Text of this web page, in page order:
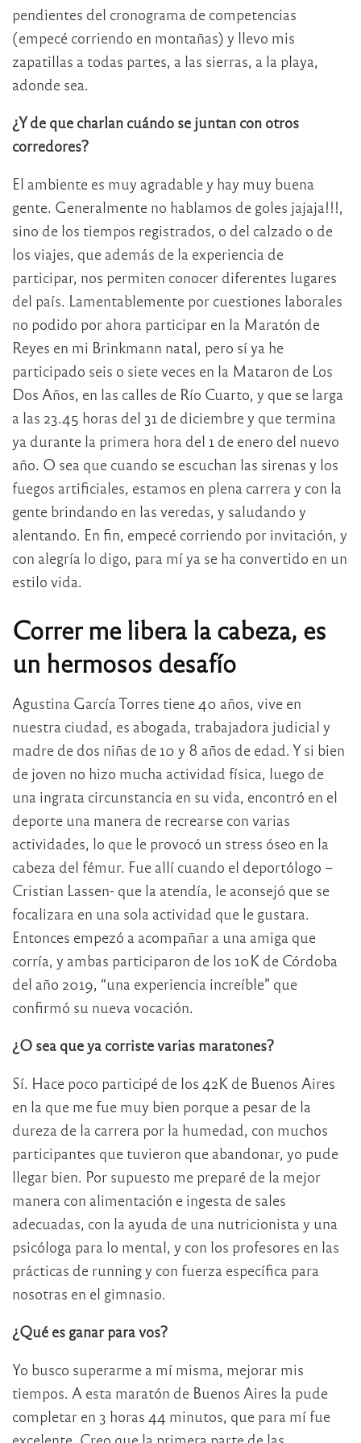
pendientes del cronograma de competencias
(empecé corriendo en montañas) y llevo mis
zapatillas a todas partes, a las sierras, a la playa,
adonde sea.
¿Y de que charlan cuándo se juntan con otros
corredores?
El ambiente es muy agradable y hay muy buena
gente. Generalmente no hablamos de goles jajaja!!!,
sino de los tiempos registrados, o del calzado o de
los viajes, que además de la experiencia de
participar, nos permiten conocer diferentes lugares
del país. Lamentablemente por cuestiones laborales
no podido por ahora participar en la Maratón de
Reyes en mi Brinkmann natal, pero sí ya he
participado seis o siete veces en la Mataron de Los
Dos Años, en las calles de Río Cuarto, y que se larga
a las 23.45 horas del 31 de diciembre y que termina
ya durante la primera hora del 1 de enero del nuevo
año. O sea que cuando se escuchan las sirenas y los
fuegos artificiales, estamos en plena carrera y con la
gente brindando en las veredas, y saludando y
alentando. En fin, empecé corriendo por invitación, y
con alegría lo digo, para mí ya se ha convertido en un
estilo vida.
Correr me libera la cabeza, es
un hermosos desafío
Agustina García Torres tiene 40 años, vive en
nuestra ciudad, es abogada, trabajadora judicial y
madre de dos niñas de 10 y 8 años de edad. Y si bien
de joven no hizo mucha actividad física, luego de
una ingrata circunstancia en su vida, encontró en el
deporte una manera de recrearse con varias
actividades, lo que le provocó un stress óseo en la
cabeza del fémur. Fue allí cuando el deportólogo –
Cristian Lassen- que la atendía, le aconsejó que se
focalizara en una sola actividad que le gustara.
Entonces empezó a acompañar a una amiga que
corría, y ambas participaron de los 10K de Córdoba
del año 2019, “una experiencia increíble” que
confirmó su nueva vocación.
¿O sea que ya corriste varias maratones?
Sí. Hace poco participé de los 42K de Buenos Aires
en la que me fue muy bien porque a pesar de la
dureza de la carrera por la humedad, con muchos
participantes que tuvieron que abandonar, yo pude
llegar bien. Por supuesto me preparé de la mejor
manera con alimentación e ingesta de sales
adecuadas, con la ayuda de una nutricionista y una
psicóloga para lo mental, y con los profesores en las
prácticas de running y con fuerza específica para
nosotras en el gimnasio.
¿Qué es ganar para vos?
Yo busco superarme a mí misma, mejorar mis
tiempos. A esta maratón de Buenos Aires la pude
completar en 3 horas 44 minutos, que para mí fue